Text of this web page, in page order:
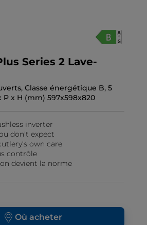
Series 2 Lave-
Classe énergétique B, 5
P x H (mm) 597x598x820
inverter
don't expect
own care
contrôle
devient la norme
Où acheter